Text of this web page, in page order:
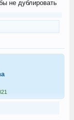
не дублировать